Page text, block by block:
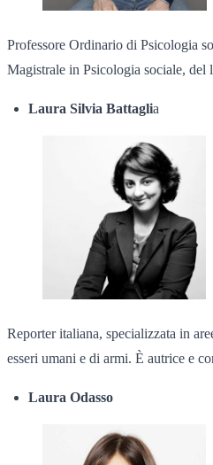
Professore Ordinario di Psicologia
Magistrale in Psicologia sociale, del
Laura Silvia Battaglia
Reporter italiana, specializzata in
esseri umani e di armi. È autrice e
Laura Odasso